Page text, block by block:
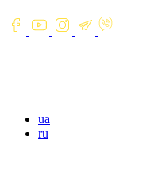
ua
ru